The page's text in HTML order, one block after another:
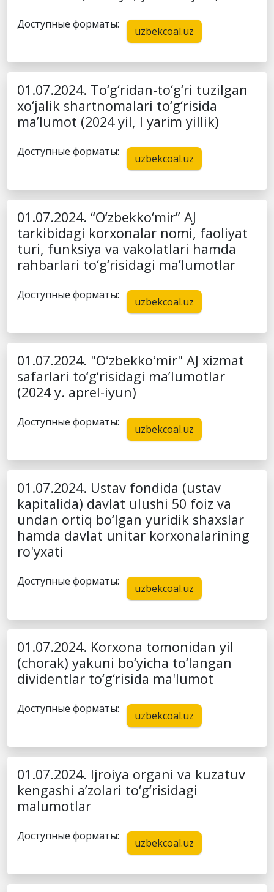
Доступные форматы:
uzbekcoal.uz
01.07.2024. To‘g‘ridan-to‘g‘ri tuzilgan
xo‘jalik shartnomalari to‘g‘risida
ma’lumot (2024 yil, I yarim yillik)
Доступные форматы:
uzbekcoal.uz
01.07.2024. “O‘zbekko‘mir” AJ
tarkibidagi korxonalar nomi, faoliyat
turi, funksiya va vakolatlari hamda
rahbarlari to‘g‘risidagi ma’lumotlar
Доступные форматы:
uzbekcoal.uz
01.07.2024. "Oʻzbekkoʻmir" AJ xizmat
safarlari to‘g‘risidagi ma’lumotlar
(2024 y. aprel-iyun)
Доступные форматы:
uzbekcoal.uz
01.07.2024. Ustav fondida (ustav
kapitalida) davlat ulushi 50 foiz va
undan ortiq bo‘lgan yuridik shaxslar
hamda davlat unitar korxonalarining
ro'yxati
Доступные форматы:
uzbekcoal.uz
01.07.2024. Korxona tomonidan yil
(chorak) yakuni bo‘yicha to‘langan
dividentlar to‘g‘risida ma'lumot
Доступные форматы:
uzbekcoal.uz
01.07.2024. Ijroiya organi va kuzatuv
kengashi a’zolari to‘g‘risidagi
malumotlar
Доступные форматы:
uzbekcoal.uz